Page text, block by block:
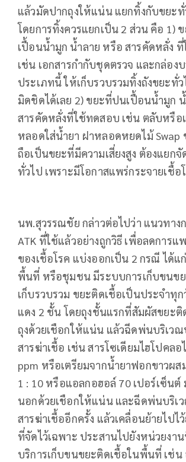
แล้วมัดปากถุงให้แน่น แยกทิ้งกับขยะทั่
โดยการทิ้งควรแยกเป็น 2 ส่วน คือ 1)
เปื้อนน้ำมูก น้ำลาย หรือ สารคัดหลั่ง
เช่น เอกสารกำกับชุดตรวจ และกล่อ
ประเภทนี้ ให้เก็บรวบรวมทิ้งถังขยะทั่
มิดชิดได้เลย 2) ขยะที่ปนเปื้อนน้ำมูก
สารคัดหลั่งที่ใช้ทดสอบ เช่น ตลับหรื
หลอดใส่น้ำยา ฝาหลอดหยดไม้ Swap
ถือเป็นขยะที่มีความเสี่ยงสูง ต้องแยกจั
ทั่วไป เพราะมีโอกาสแพร่กระจายเชื้อ
นพ.สุวรรณชัย กล่าวต่อไปว่า แนวทาง
ATK ที่ใช้แล้วอย่างถูกวิธี เพื่อลดการแ
ของเชื้อโรค แบ่งออกเป็น 2 กรณี ได้แ
พื้นที่ หรือชุมชน มีระบบการเก็บขนข
เก็บรวบรวม ขยะติดเชื้อเป็นประจำทุ
แดง 2 ชั้น โดยถุงชั้นแรกที่สัมผัสขยะติ
ถุงด้วยเชือกให้แน่น แล้วฉีดพ่นบริเวณ
สารฆ่าเชื้อ เช่น สารโซเดียมไฮโปคลอ
ppm หรือเตรียมจากน้ำยาฟอกขาวผ
1 : 10 หรือแอลกอฮอล์ 70 เปอร์เซ็น
นอกด้วยเชือกให้แน่น และฉีดพ่นบริเ
สารฆ่าเชื้ออีกครั้ง แล้วเคลื่อนย้ายไปไ
ที่จัดไว้เฉพาะ ประสานไปยังหน่วยงา
บริการเก็บขนขยะติดเชื้อในพื้นที่ เช่น